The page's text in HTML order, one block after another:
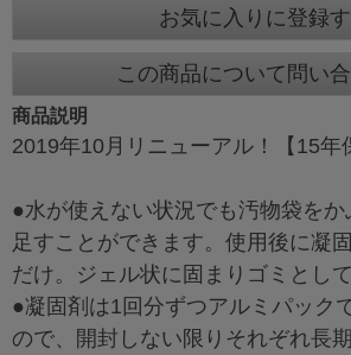
お気に入りに登録
この商品について問い
商品説明
2019年10月リニューアル！【15年
●水が使えない状況でも汚物袋を
足すことができます。使用後に凝
だけ。ジェル状に固まりゴミとし
●凝固剤は1回分ずつアルミパック
ので、開封しない限りそれぞれ長